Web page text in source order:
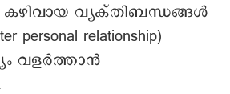
വ്യക്തിബന്ധങ്ങൾ
relationship)
വളർത്താൻ